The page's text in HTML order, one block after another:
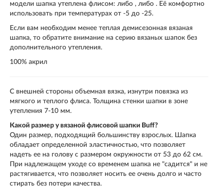
модели шапка утеплена флисом: либо , либо . Её комфортно
использовать при температурах от -5 до -25.
Если вам необходим менее теплая демисезонная вязаная
шапка, то обратите внимание на серию вязаных шапок без
дополнительного утепления.
100% акрил
С внешней стороны объемная вязка, изнутри повязка из
мягкого и теплого флиса. Толщина стенки шапки в зоне
утепления 7-10 мм.
Какой размер у вязаной флисовой шапки Buff?
Один размер, подходящий большинству взрослых. Шапка
обладает определенной эластичностью, что позволяет
надеть ее на голову с размером окружности от 53 до 62 см.
При надлежащем уходе со временем шапка не "садится" и не
растягивается, что позволяет носить ее очень долго и часто
стирать без потери качества.